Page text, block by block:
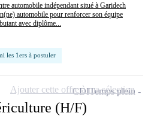
automobile indépendant situé à Garidech
automobile pour renforcer son équipe
avec diplôme...
les 1ers à postuler
(H/F)
CDITemps plein
Ajouter cette offre à ma sélection